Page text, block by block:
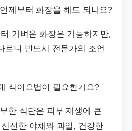
제부터 화장을 해도 되나요?
가벼운 화장은 가능하지만,
르니 반드시 전문가의 조언
식이요법이 필요한가요?
한 식단은 피부 재생에 큰
선한 야채와 과일, 건강한